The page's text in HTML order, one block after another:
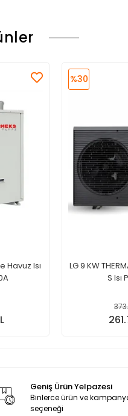
Havuz Isı
LG 9 KW
S Isı
%30
Geniş Ürün Yelpazesi
Binlerce ürün ve
seçeneği